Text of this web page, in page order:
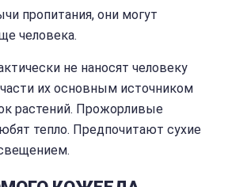
пропитания, они могут
человека.
не наносят человеку
их основным источником
растений. Прожорливые
тепло. Предпочитают сухие